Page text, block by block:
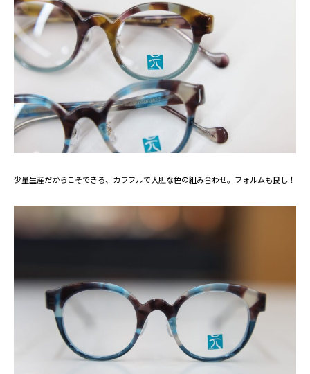
少量生産だからこそできる、カラフルで大胆な色の組み合わせ。フォルムも良し！